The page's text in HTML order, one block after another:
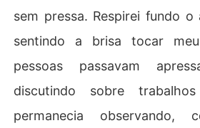
sem pressa. Respirei fundo
sentindo a brisa tocar
pessoas passavam
discutindo sobre
permanecia